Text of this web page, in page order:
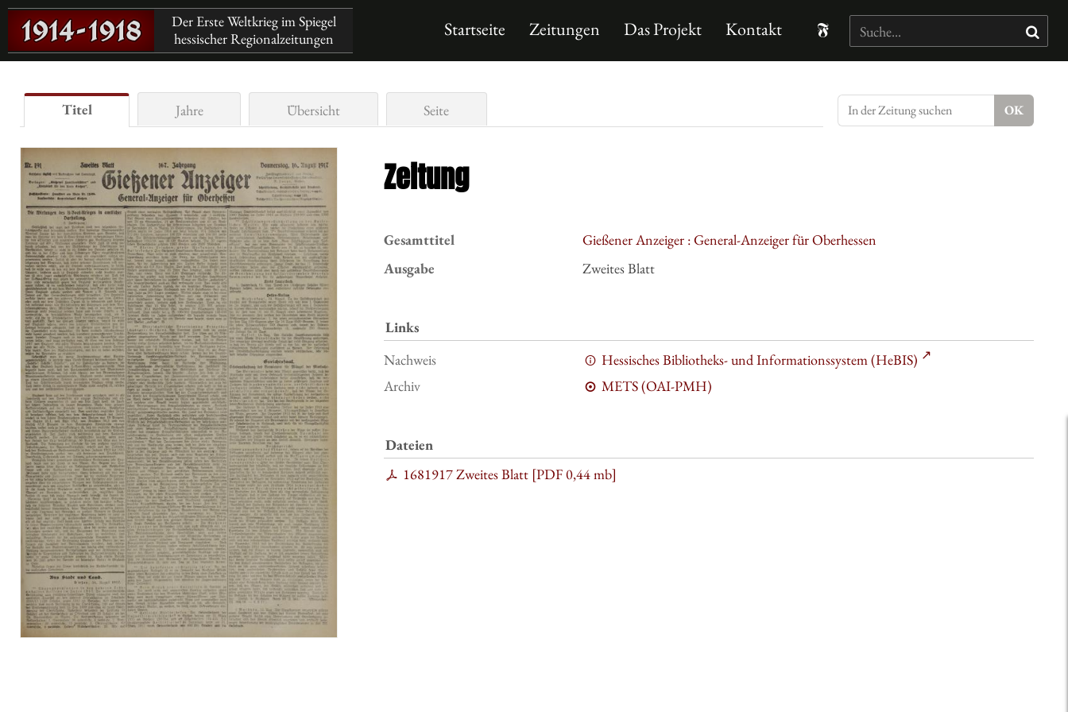
Der Erste Weltkrieg im Spiegel
hessischer Regionalzeitungen
Startseite Zeitungen Das Projekt Kontakt
Titel Jahre Übersicht Seite
Zeitung
Gesamttitel
Gießener Anzeiger : General-Anzeiger für Oberhessen
Ausgabe
Zweites Blatt
Links
Nachweis
Hessisches Bibliotheks- und Informationssystem (HeBIS)
Archiv
METS (OAI-PMH)
Dateien
1681917 Zweites Blatt [PDF0,44 mb]